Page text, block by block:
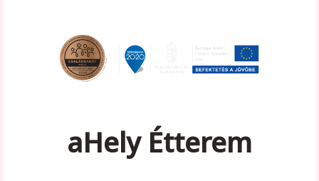
aHely Étterem